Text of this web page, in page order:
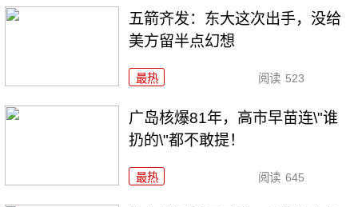
五箭齐发：东大这次出手，没给
美方留半点幻想
最热 阅读 523
广岛核爆81年，高市早苗连\"谁
扔的\"都不敢提！
最热 阅读 645